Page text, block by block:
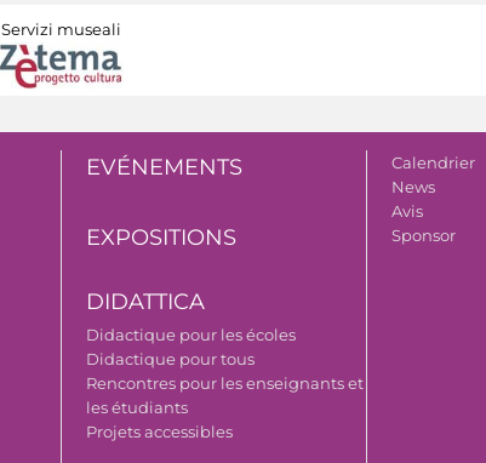
Servizi museali
EVÉNEMENTS
EXPOSITIONS
DIDATTICA
Didactique pour les écoles
Didactique pour tous
Rencontres pour les enseignants et
les étudiants
Projets accessibles
Calendrier
News
Avis
Sponsor